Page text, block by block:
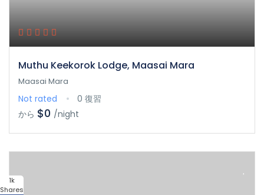
1k
Shares
Muthu Keekorok Lodge, Maasai Mara
Maasai Mara
Not rated
0 復習
から $0 /night